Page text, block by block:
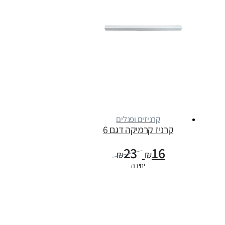
קרניזים ופנלים
קרניז קרמיקה דגם 6
₪23 ₪16
יחידה